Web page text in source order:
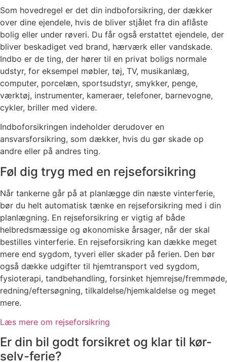
Som hovedregel er det din indboforsikring, der dækker
over dine ejendele, hvis de bliver stjålet fra din aflåste
bolig eller under røveri. Du får også erstattet ejendele, der
bliver beskadiget ved brand, hærværk eller vandskade.
Indbo er de ting, der hører til en privat boligs normale
udstyr, for eksempel møbler, tøj, TV, musikanlæg,
computer, porcelæn, sportsudstyr, smykker, penge,
værktøj, instrumenter, kameraer, telefoner, barnevogne,
cykler, briller med videre.
Indboforsikringen indeholder derudover en
ansvarsforsikring, som dækker, hvis du gør skade op
andre eller på andres ting.
Føl dig tryg med en rejseforsikring
Når tankerne går på at planlægge din næste vinterferie,
bør du helt automatisk tænke en rejseforsikring med i din
planlægning. En rejseforsikring er vigtig af både
helbredsmæssige og økonomiske årsager, når der skal
bestilles vinterferie. En rejseforsikring kan dække meget
mere end sygdom, tyveri eller skader på ferien. Den bør
også dække udgifter til hjemtransport ved sygdom,
fysioterapi, tandbehandling, forsinket hjemrejse/fremmøde,
redning/eftersøgning, tilkaldelse/hjemkaldelse og meget
mere.
Læs mere om rejseforsikring
Er din bil godt forsikret og klar til kør-
selv-ferie?